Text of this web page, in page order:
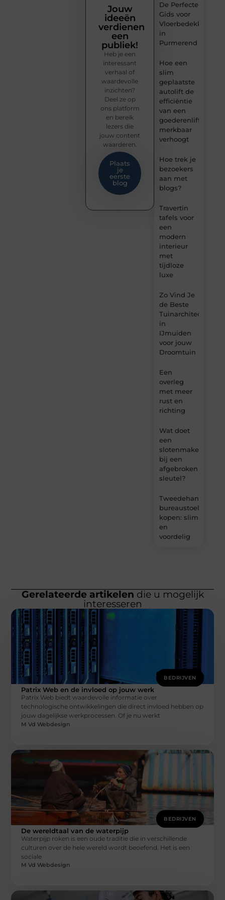
De Perfecte
Gids voor
Vloerbedekking
in
Purmerend
Hoe een
slim
geplaatste
autolift de
efficiëntie
van een
goederenlift
merkbaar
verhoogt
Hoe trek je
bezoekers
aan met
blogs?
Travertin
tafels voor
een
modern
interieur
met
tijdloze
luxe
Zo Vind Je
de Beste
Tuinarchitect
in
IJmuiden
voor jouw
Droomtuin
Een
overleg
met meer
rust en
richting
Wat doet
een
slotenmaker
bij een
afgebroken
sleutel?
Tweedehands
bureaustoel
kopen: slim
en
voordelig
Jouw
ideeën
verdienen
een
publiek!
Heb je een
interessant
verhaal of
waardevolle
inzichten?
Deel ze op
ons platform
en bereik
lezers die
jouw content
waarderen.
Plaats
je
eerste
blog
Gerelateerde artikelen die u mogelijk
interesseren
BEDRIJVEN
Patrix Web en de invloed op jouw werk
Patrix Web biedt waardevolle informatie over
technologische ontwikkelingen die direct invloed hebben op
jouw dagelijkse werkprocessen. Of je nu werkt
M Vd Webdesign
BEDRIJVEN
De wereldtaal van de waterpijp
Waterpijp roken is een oude traditie die in verschillende
culturen over de hele wereld wordt beoefend. Het is een
sociale
M Vd Webdesign